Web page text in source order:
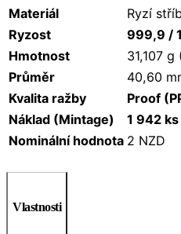
Materiál
Ryzí
Ryzost
999,9 /
Hmotnost
31,107 g
Průměr
40,60
Kvalita ražby
Proof
Náklad (Mintage)
1 942 ks
Nominální hodnota 2 NZD
Vlastnosti